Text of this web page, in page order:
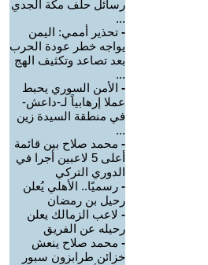
رسائل حلف مكة الجدي
...
- تحذير أممي: اليمن
يواجه خطر عودة الحرب
بعد تصاعد وتكثيف الهج
...
- الأمن السوري يحبط
عملا إرهابياً لـ-داعش-
في منطقة السيدة زين
...
- محمد صلاح بين قائمة
أعلى 5 لاعبين أجرا في
الدوري التركي
- رسميًا.. الأهلي يُعلن
رحيل بن رمضان
- لاعب الزمالك يعلن
رحيله عن الفريق
- محمد صلاح ينعش
خزائن طرابزون سبور